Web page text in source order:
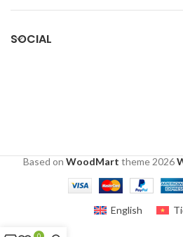
SOCIAL
Based on WoodMart theme2026
English